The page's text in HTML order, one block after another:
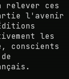
relever ces
l'avenir
les
conscients